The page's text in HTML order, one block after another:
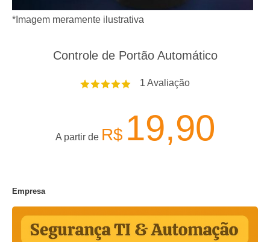
*Imagem meramente ilustrativa
Controle de Portão Automático
1 Avaliação
A partir de R$ 19,90
Empresa